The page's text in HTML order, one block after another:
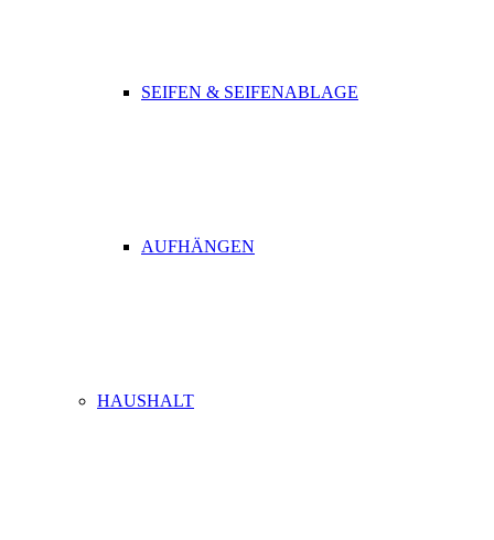
SEIFEN & SEIFENABLAGE
AUFHÄNGEN
HAUSHALT